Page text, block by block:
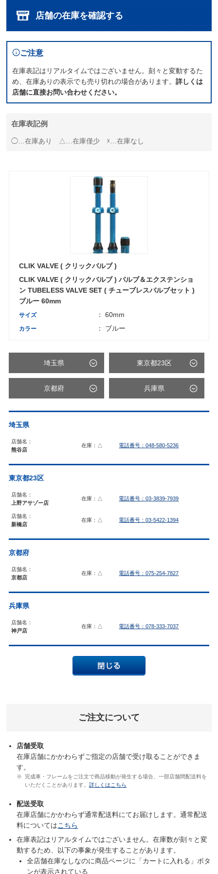
店舗の在庫を確認する
ご注意
在庫表記はリアルタイムではございません。刻々と変動するた
め、在庫ありの表示でも売り切れの場合があります。詳しくは
店舗に直接お問い合わせください。
在庫表記例
◯…在庫あり △…在庫僅少 ☓…在庫なし
CLIK VALVE ( クリックバルブ )
CLIK VALVE ( クリックバルブ ) バルブ＆エクステンショ
ン TUBELESS VALVE SET ( チューブレスバルブセット )
ブルー 60mm
サイズ ： 60mm
カラー ： ブルー
埼玉県 東京都23区
京都府 兵庫県
埼玉県
店舗名：
熊谷店
在庫：△ 電話番号：048-580-5236
東京都23区
店舗名：
上野アサゾー店
在庫：△ 電話番号：03-3839-7939
店舗名：
新橋店
在庫：△ 電話番号：03-5422-1394
京都府
店舗名：
京都店
在庫：△ 電話番号：075-254-7827
兵庫県
店舗名：
神戸店
在庫：△ 電話番号：078-333-7037
ご注文について
店舗受取
在庫店舗にかかわらずご指定の店舗で受け取ることができま
す。
完成車・フレームをご注文で商品移動が発生する場合、一部店舗間配送料を
いただくことがあります。詳しくはこちら
配送受取
在庫店舗にかかわらず通常配送料にてお届けします。通常配送
料についてはこちら
在庫表記はリアルタイムではございません。在庫数が刻々と変
動するため、以下の事象が発生することがあります。
全店舗在庫なしなのに商品ページに「カートに入れる」ボタ
ンが表示されている